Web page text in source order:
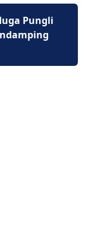
Pungli